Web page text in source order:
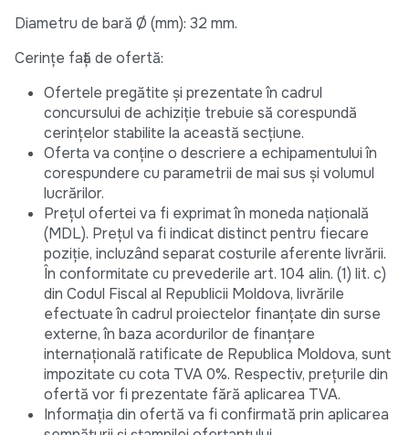
Diametru de bară Ø (mm): 32 mm.
Cerințe față de ofertă:
Ofertele pregătite și prezentate în cadrul
concursului de achiziție trebuie să corespundă
cerințelor stabilite la această secțiune.
Oferta va conține o descriere a echipamentului în
corespundere cu parametrii de mai sus și volumul
lucrărilor.
Prețul ofertei va fi exprimat în moneda națională
(MDL). Prețul va fi indicat distinct pentru fiecare
poziție, incluzând separat costurile aferente livrării.
În conformitate cu prevederile art. 104 alin. (1) lit. c)
din Codul Fiscal al Republicii Moldova, livrările
efectuate în cadrul proiectelor finanțate din surse
externe, în baza acordurilor de finanțare
internațională ratificate de Republica Moldova, sunt
impozitate cu cota TVA 0%. Respectiv, prețurile din
ofertă vor fi prezentate fără aplicarea TVA.
Informația din ofertă va fi confirmată prin aplicarea